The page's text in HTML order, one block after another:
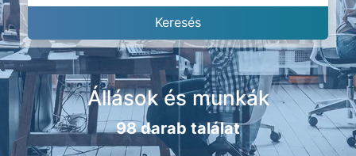
Állások és munkák
98 darab találat